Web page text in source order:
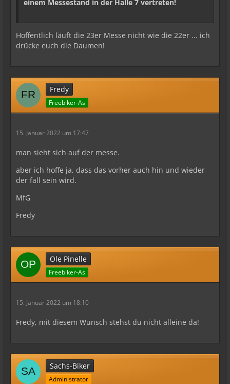
einem Messestand in der Halle 7 vertreten!
Hoffentlich läuft die 23er Messe nicht wie die 22er ... ich
drücke euch die Daumen!
Fredy
Freebiker-As
15. Januar 2022 um 17:47
man sieht sich auf der messe.
aber ich hoffe ja, dass das vorher auch hin und wieder
der fall sein wird.
MfG
Fredy
Ole Pinelle
Freebiker-As
15. Januar 2022 um 18:10
Fredy, mit diesem Wunsch stehst du nicht alleine da!
Sachs-Biker
Administrator